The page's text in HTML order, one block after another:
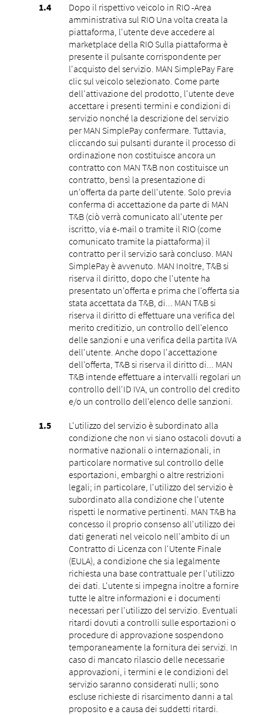
Dopo il rispettivo veicolo in RIO -Area
amministrativa sul RIO Una volta creata la
piattaforma, l'utente deve accedere al
marketplace della RIO Sulla piattaforma è
presente il pulsante corrispondente per
l'acquisto del servizio. MAN SimplePay Fare
clic sul veicolo selezionato. Come parte
dell'attivazione del prodotto, l'utente deve
accettare i presenti termini e condizioni di
servizio nonché la descrizione del servizio
per MAN SimplePay confermare. Tuttavia,
cliccando sui pulsanti durante il processo di
ordinazione non costituisce ancora un
contratto con MAN T&B non costituisce un
contratto, bensì la presentazione di
un'offerta da parte dell'utente. Solo previa
conferma di accettazione da parte di MAN
T&B (ciò verrà comunicato all'utente per
iscritto, via e-mail o tramite il RIO (come
comunicato tramite la piattaforma) il
contratto per il servizio sarà concluso. MAN
SimplePay è avvenuto. MAN Inoltre, T&B si
riserva il diritto, dopo che l'utente ha
presentato un'offerta e prima che l'offerta sia
stata accettata da T&B, di... MAN T&B si
riserva il diritto di effettuare una verifica del
merito creditizio, un controllo dell'elenco
delle sanzioni e una verifica della partita IVA
dell'utente. Anche dopo l'accettazione
dell'offerta, T&B si riserva il diritto di... MAN
T&B intende effettuare a intervalli regolari un
controllo dell'ID IVA, un controllo del credito
e/o un controllo dell'elenco delle sanzioni.
L'utilizzo del servizio è subordinato alla
condizione che non vi siano ostacoli dovuti a
normative nazionali o internazionali, in
particolare normative sul controllo delle
esportazioni, embarghi o altre restrizioni
legali; in particolare, l'utilizzo del servizio è
subordinato alla condizione che l'utente
rispetti le normative pertinenti. MAN T&B ha
concesso il proprio consenso all'utilizzo dei
dati generati nel veicolo nell'ambito di un
Contratto di Licenza con l'Utente Finale
(EULA), a condizione che sia legalmente
richiesta una base contrattuale per l'utilizzo
dei dati. L'utente si impegna inoltre a fornire
tutte le altre informazioni e i documenti
necessari per l'utilizzo del servizio. Eventuali
ritardi dovuti a controlli sulle esportazioni o
procedure di approvazione sospendono
temporaneamente la fornitura dei servizi. In
caso di mancato rilascio delle necessarie
approvazioni, i termini e le condizioni del
servizio saranno considerati nulli; sono
escluse richieste di risarcimento danni a tal
proposito e a causa dei suddetti ritardi.